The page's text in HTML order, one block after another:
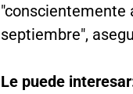
"conscientemente
septiembre",
Le puede